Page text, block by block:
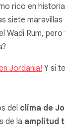
rico en
siete
Wadi Rum,
Jordania! Y si
del clima de
de la amplitud